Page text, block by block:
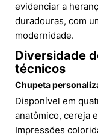
evidenciar a
duradouras, com
modernidade.
Diversidade
técnicos
Chupeta
Disponível em
anatômico, cereja
Impressões